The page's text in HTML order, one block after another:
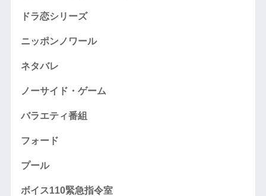
ドラ恋シリーズ
ニッポンノワール
ネタバレ
ノーサイド・ゲーム
バラエティ番組
フォード
プール
ボイス110緊急指令室